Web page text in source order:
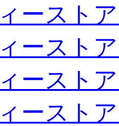
ースト
ースト
ースト
ースト